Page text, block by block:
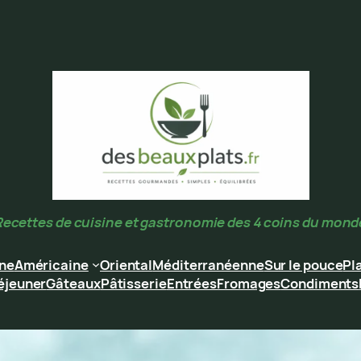
de cuisine et gastronomie des 4 coins du
Américaine OrientalMéditerranéenneSur le pouce
GâteauxPâtisserieEntréesFromagesCondiments